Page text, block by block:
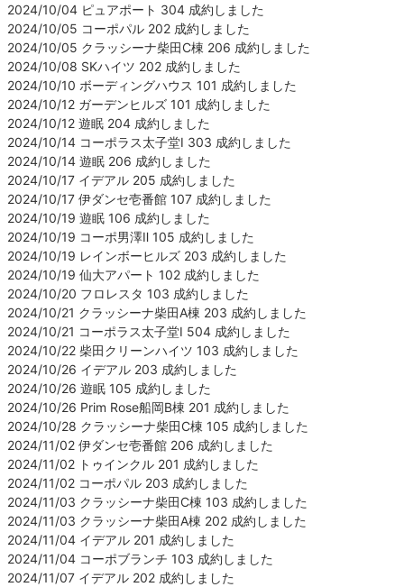
2024/10/04 ピュアポート 304 成約しました
2024/10/05 コーポパル 202 成約しました
2024/10/05 クラッシーナ柴田C棟 206 成約しました
2024/10/08 SKハイツ 202 成約しました
2024/10/10 ボーディングハウス 101 成約しました
2024/10/12 ガーデンヒルズ 101 成約しました
2024/10/12 遊眠 204 成約しました
2024/10/14 コーポラス太子堂Ⅰ 303 成約しました
2024/10/14 遊眠 206 成約しました
2024/10/17 イデアル 205 成約しました
2024/10/17 伊ダンセ壱番館 107 成約しました
2024/10/19 遊眠 106 成約しました
2024/10/19 コーポ男澤Ⅱ 105 成約しました
2024/10/19 レインボーヒルズ 203 成約しました
2024/10/19 仙大アパート 102 成約しました
2024/10/20 フロレスタ 103 成約しました
2024/10/21 クラッシーナ柴田A棟 203 成約しました
2024/10/21 コーポラス太子堂Ⅰ 504 成約しました
2024/10/22 柴田クリーンハイツ 103 成約しました
2024/10/26 イデアル 203 成約しました
2024/10/26 遊眠 105 成約しました
2024/10/26 Prim Rose船岡B棟 201 成約しました
2024/10/28 クラッシーナ柴田C棟 105 成約しました
2024/11/02 伊ダンセ壱番館 206 成約しました
2024/11/02 トゥインクル 201 成約しました
2024/11/02 コーポパル 203 成約しました
2024/11/03 クラッシーナ柴田C棟 103 成約しました
2024/11/03 クラッシーナ柴田A棟 202 成約しました
2024/11/04 イデアル 201 成約しました
2024/11/04 コーポブランチ 103 成約しました
2024/11/07 イデアル 202 成約しました